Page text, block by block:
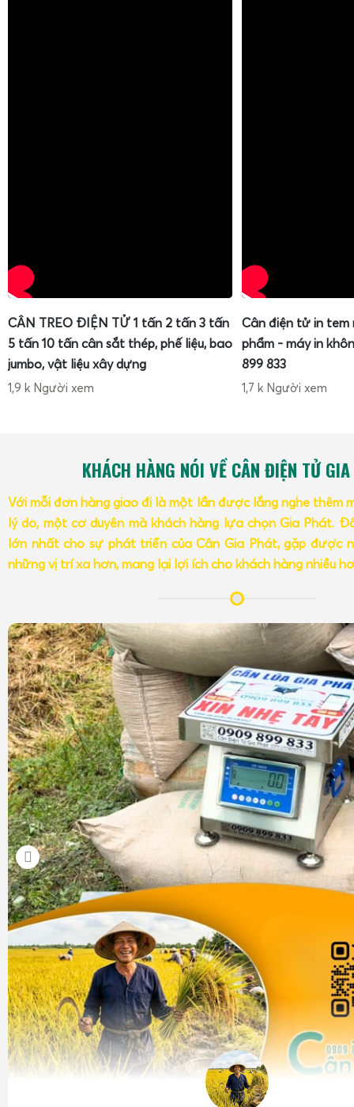
CÂN TREO ĐIỆN TỬ 1 tấn 2 tấn 3 tấn
5 tấn 10 tấn cân sắt thép, phế liệu, bao
jumbo, vật liệu xây dựng
1,9 k Người xem
Cân điện tử in tem
phẩm - máy in
899 833
1,7 k Người xem
KHÁCH HÀNG NÓI VỀ CÂN ĐIỆN TỬ
Với mỗi đơn hàng giao đi là một lần được lắng nghe thêm
lý do, một cơ duyên mà khách hàng lựa chọn Gia Phát.
lớn nhất cho sự phát triển của Cân Gia Phát, gặp được
những vị trí xa hơn, mang lại lợi ích cho khách hàng nhiều